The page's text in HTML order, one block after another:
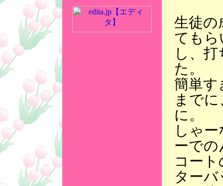
生徒の
てもら
し、
た。
簡単す
まで
に。
しゃ
ーで
コー
ター